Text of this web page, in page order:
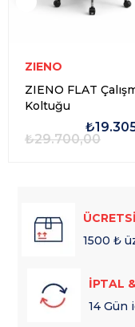
ZIENO
ZIENO FLAT
Koltuğu
₺29.700,00
1500 ₺
İPTAL
14 Gün